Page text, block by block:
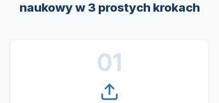
naukowy w 3 prostych krokach
01